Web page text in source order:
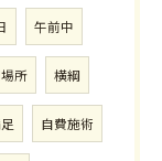
午前中
所 横綱
自費施術